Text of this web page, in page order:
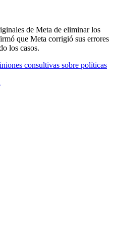
de Meta de eliminar los
que Meta corrigió sus errores
los casos.
consultivas sobre políticas